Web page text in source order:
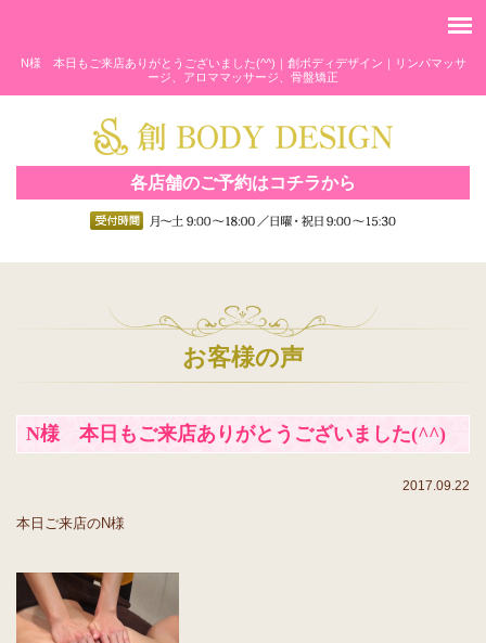
N様 本日もご来店ありがとうございました(^^)｜創ボディデザイン｜リンパマッサ
ージ、アロママッサージ、骨盤矯正
各店舗のご予約はコチラから
お客様の声
N様 本日もご来店ありがとうございました(^^)
2017.09.22
本日ご来店のN様